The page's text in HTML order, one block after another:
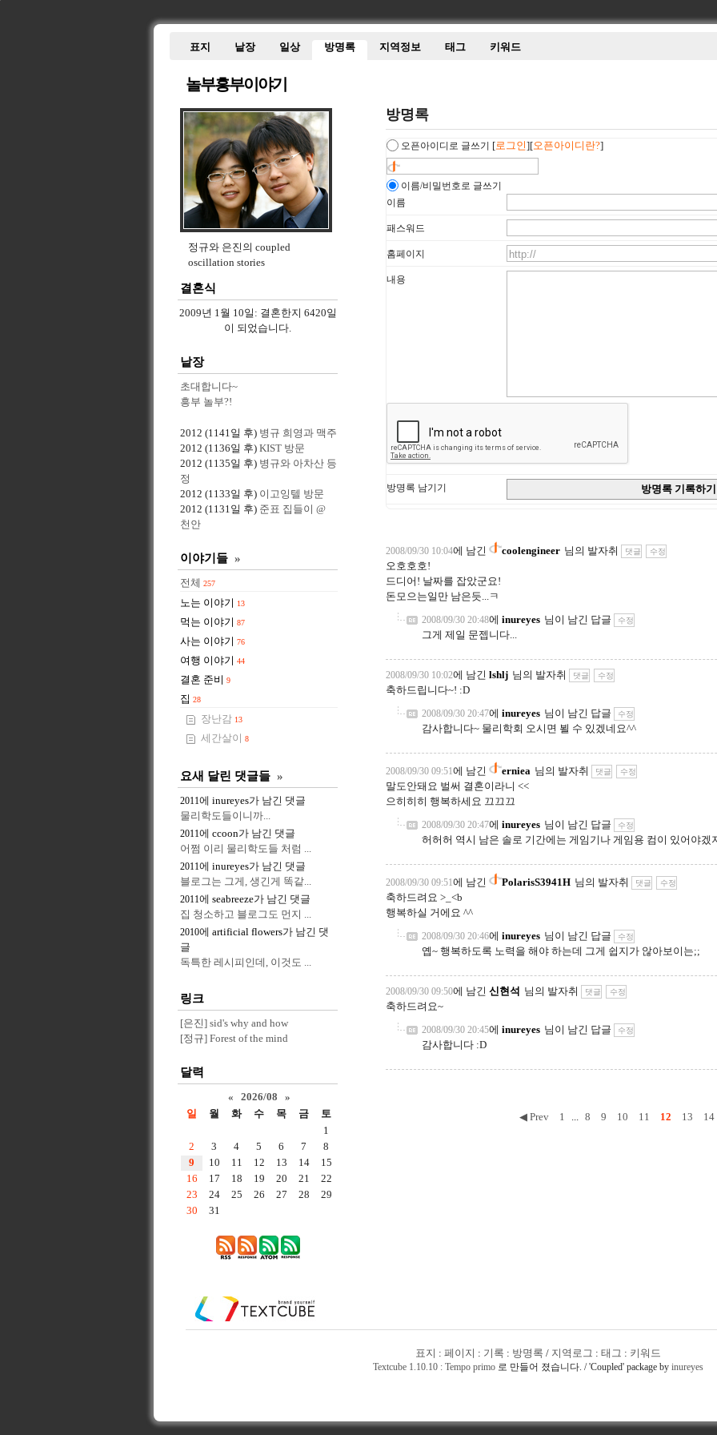
놀부흥부이야기
표지 낱장 일상 방명록 지역정보 태그 키워드
방명록
오픈아이디로 글쓰기 [로그인][오픈아이디란?]
이름/비밀번호로 글쓰기
이름
패스워드
홈페이지
내용
방명록 남기기 방명록 기록하기
2008/09/30 10:04에 남긴 coolengineer 님의 발자취 댓글 수정
오호호호!
드디어! 날짜를 잡았군요!
돈모으는일만 남은듯...ㅋ
2008/09/30 20:48에 inureyes 님이 남긴 답글 수정
그게 제일 문젭니다...
2008/09/30 10:02에 남긴 lshlj 님의 발자취 댓글 수정
축하드립니다~! :D
2008/09/30 20:47에 inureyes 님이 남긴 답글 수정
감사합니다~ 물리학회 오시면 뵐 수 있겠네요^^
2008/09/30 09:51 에 남긴 erniea 님의 발자취 댓글 수정
말도안돼요 벌써 결혼이라니 <<
으히히히 행복하세요 끄끄끄
2008/09/30 20:47에 inureyes 님이 남긴 답글 수정
허허허 역시 남은 솔로 기간에는 게임기나 게임용 컴이 있어야겠
2008/09/30 09:51 에 남긴 PolarisS3941H 님의 발자취 댓글 수정
축하드려요 >_<b
행복하실 거에요 ^^
2008/09/30 20:46에 inureyes 님이 남긴 답글 수정
옙~ 행복하도록 노력을 해야 하는데 그게 쉽지가 않아보이는;;
2008/09/30 09:50에 남긴 신현석 님의 발자취 댓글 수정
축하드려요~
2008/09/30 20:45에 inureyes 님이 남긴 답글 수정
감사합니다 :D
◀ Prev 1 ... 8 9 10 11 12 13 14
정규와 은진의 coupled
oscillation stories
결혼식
2009년 1월 10일: 결혼한지 6420일
이 되었습니다.
낱장
초대합니다~
흥부 놀부?!
2012 (1141일 후) 병규 희영과 맥주
2012 (1136일 후) KIST 방문
2012 (1135일 후) 병규와 아차산 등
정
2012 (1133일 후) 이고잉텔 방문
2012 (1131일 후) 준표 집들이 @
천안
이야기들 »
전체 257
노는 이야기 13
먹는 이야기 87
사는 이야기 76
여행 이야기 44
결혼 준비 9
집 28
장난감 13
세간살이 8
요새 달린 댓글들 »
2011 에 inureyes가 남긴 댓글
물리학도들이니까...
2011 에 ccoon가 남긴 댓글
어쩜 이리 물리학도들 처럼 ...
2011 에 inureyes가 남긴 댓글
블로그는 그게, 생긴게 똑같...
2011 에 seabreeze가 남긴 댓글
집 청소하고 블로그도 먼지 ...
2010에 artificial flowers가 남긴 댓
글
독특한 레시피인데, 이것도 ...
링크
[은진] sid's why and how
[정규] Forest of the mind
달력
« 2026/08
»
일
월 화 수 목 금
토
1
2
3 4 5 6 7
8
9
10 11 12 13 14
15
16
17 18 19 20 21
22
23
24 25 26 27 28
29
30
31
표지 : 페이지 : 기록 : 방명록 / 지역로그 : 태그 : 키워드
Textcube 1.10.10 : Tempo primo로 만들어 졌습니다. / 'Coupled' package by inureyes